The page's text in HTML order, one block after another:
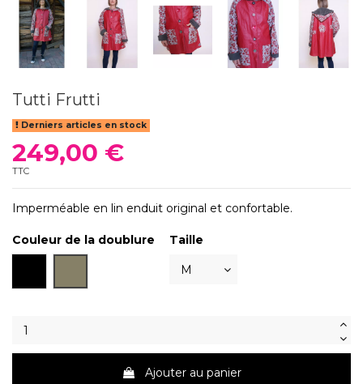
Tutti Frutti
Derniers articles en stock
249,00 €
TTC
Imperméable en lin enduit original et confortable.
Couleur de la doublure Taille
Ajouter au panier